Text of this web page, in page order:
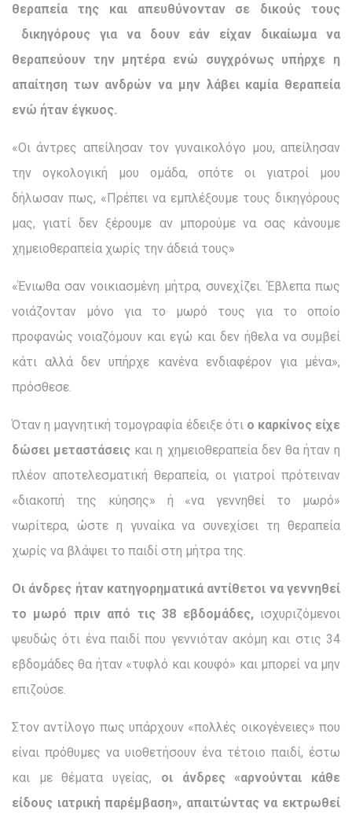
θεραπεία της και απευθύνονταν σε δικούς τους
δικηγόρους για να δουν εάν είχαν δικαίωμα να
θεραπεύουν την μητέρα ενώ συγχρόνως υπήρχε η
απαίτηση των ανδρών να μην λάβει καμία θεραπεία
ενώ ήταν έγκυος.
«Οι άντρες απείλησαν τον γυναικολόγο μου, απείλησαν
την ογκολογική μου ομάδα, οπότε οι γιατροί μου
δήλωσαν πως, «Πρέπει να εμπλέξουμε τους δικηγόρους
μας, γιατί δεν ξέρουμε αν μπορούμε να σας κάνουμε
χημειοθεραπεία χωρίς την άδειά τους»
«Ένιωθα σαν νοικιασμένη μήτρα, συνεχίζει. Έβλεπα πως
νοιάζονταν μόνο για το μωρό τους για το οποίο
προφανώς νοιαζόμουν και εγώ και δεν ήθελα να συμβεί
κάτι αλλά δεν υπήρχε κανένα ενδιαφέρον για μένα»,
πρόσθεσε.
Όταν η μαγνητική τομογραφία έδειξε ότι ο καρκίνος είχε
δώσει μεταστάσεις και η χημειοθεραπεία δεν θα ήταν η
πλέον αποτελεσματική θεραπεία, οι γιατροί πρότειναν
«διακοπή της κύησης» ή «να γεννηθεί το μωρό»
νωρίτερα, ώστε η γυναίκα να συνεχίσει τη θεραπεία
χωρίς να βλάψει το παιδί στη μήτρα της.
Οι άνδρες ήταν κατηγορηματικά αντίθετοι να γεννηθεί
το μωρό πριν από τις 38 εβδομάδες,ισχυριζόμενοι
ψευδώς ότι ένα παιδί που γεννιόταν ακόμη και στις 34
εβδομάδες θα ήταν «τυφλό και κουφό» και μπορεί να μην
επιζούσε.
Στον αντίλογο πως υπάρχουν «πολλές οικογένειες» που
είναι πρόθυμες να υιοθετήσουν ένα τέτοιο παιδί, έστω
και με θέματα υγείας, οι άνδρες «αρνούνται κάθε
είδους ιατρική παρέμβαση», απαιτώντας να εκτρωθεί